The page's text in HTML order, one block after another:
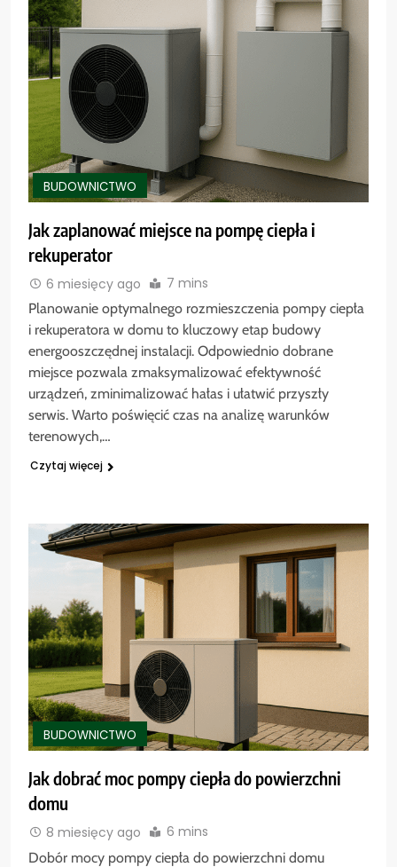
BUDOWNICTWO
Jak zaplanować miejsce na pompę ciepła i
rekuperator
6 miesięcy ago 7 mins
Planowanie optymalnego rozmieszczenia pompy ciepła
i rekuperatora w domu to kluczowy etap budowy
energooszczędnej instalacji. Odpowiednio dobrane
miejsce pozwala zmaksymalizować efektywność
urządzeń, zminimalizować hałas i ułatwić przyszły
serwis. Warto poświęcić czas na analizę warunków
terenowych,…
Czytaj więcej
BUDOWNICTWO
Jak dobrać moc pompy ciepła do powierzchni
domu
8 miesięcy ago 6 mins
Dobór mocy pompy ciepła do powierzchni domu